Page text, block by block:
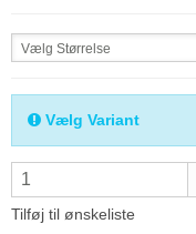
Vælg Størrelse
Vælg Variant
Tilføj til ønskeliste